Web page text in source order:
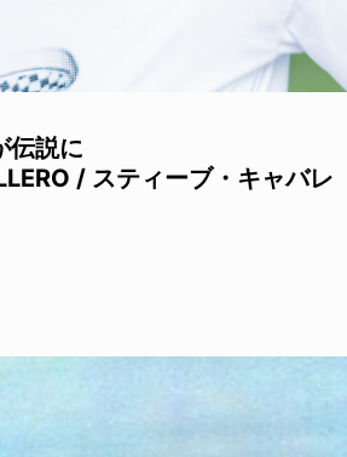
伝説に
/ スティーブ・キャバレ